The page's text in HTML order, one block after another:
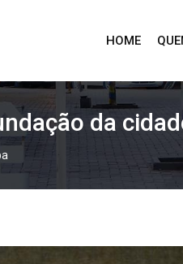
HOME
da